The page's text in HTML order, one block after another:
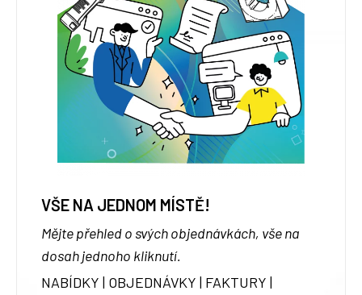
VŠE NA JEDNOM MÍSTĚ!
Mějte přehled o svých objednávkách, vše na
dosah jednoho kliknutí.
NABÍDKY | OBJEDNÁVKY | FAKTURY |